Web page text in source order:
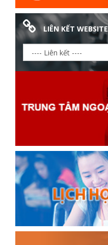
LIÊN KẾT WEBSITE